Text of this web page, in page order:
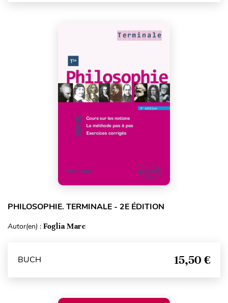
PHILOSOPHIE. TERMINALE - 2E ÉDITION
Autor(en) : Foglia Marc
BUCH 15,50 €